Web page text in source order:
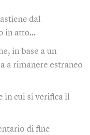
dal
in atto…
in base a un
a rimanere estraneo
in cui si verifica il
di fine